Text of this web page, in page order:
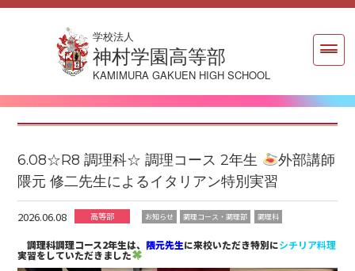
学校法人
神村学園高等部
KAMIMURA GAKUEN HIGH SCHOOL
6.08☆R8 調理科☆ 調理コース 2年生
外部講師
隈元 修二先生によるイタリアン特別実習
2026.06.08 高等部 お知らせ 調理コース・調理部 調理科
調理科調理コース2年生は、 隈元先生に来校いただき特別にシチリア料理
実習をしていただきました